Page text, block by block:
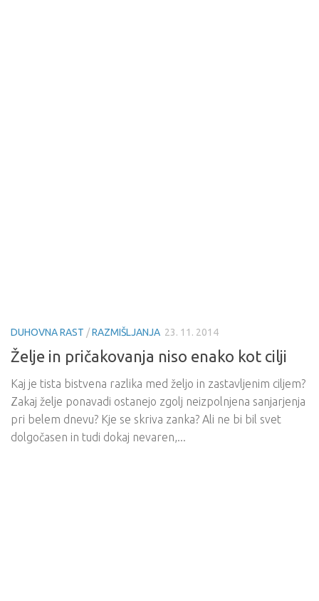
DUHOVNA RAST /RAZMIŠLJANJA 23. 11. 2014
Želje in pričakovanja niso enako kot cilji
Kaj je tista bistvena razlika med željo in zastavljenim ciljem?
Zakaj želje ponavadi ostanejo zgolj neizpolnjena sanjarjenja
pri belem dnevu? Kje se skriva zanka? Ali ne bi bil svet
dolgočasen in tudi dokaj nevaren,...